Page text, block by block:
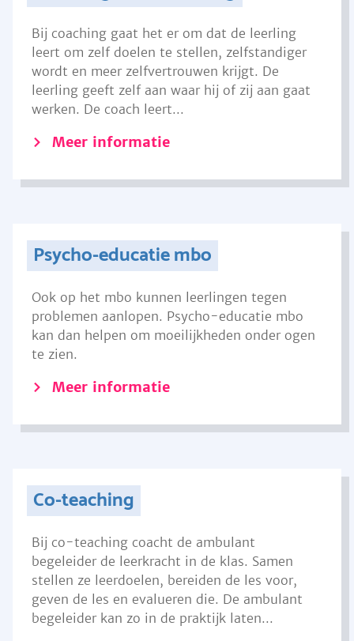
Bij coaching gaat het er om dat de leerling
leert om zelf doelen te stellen, zelfstandiger
wordt en meer zelfvertrouwen krijgt. De
leerling geeft zelf aan waar hij of zij aan gaat
werken. De coach leert...
Meer informatie
Psycho-educatie mbo
Ook op het mbo kunnen leerlingen tegen
problemen aanlopen. Psycho-educatie mbo
kan dan helpen om moeilijkheden onder ogen
te zien.
Meer informatie
Co-teaching
Bij co-teaching coacht de ambulant
begeleider de leerkracht in de klas. Samen
stellen ze leerdoelen, bereiden de les voor,
geven de les en evalueren die. De ambulant
begeleider kan zo in de praktijk laten...